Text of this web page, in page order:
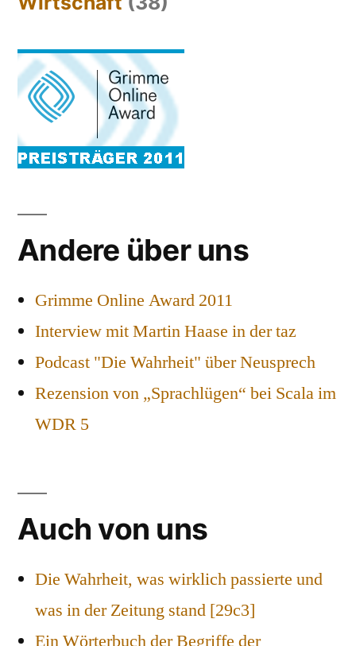
Andere über uns
Grimme Online Award 2011
Interview mit Martin Haase in der taz
Podcast "Die Wahrheit" über Neusprech
Rezension von „Sprachlügen“ bei Scala im
WDR 5
Auch von uns
Die Wahrheit, was wirklich passierte und
was in der Zeitung stand [29c3]
Ein Wörterbuch der Begriffe der